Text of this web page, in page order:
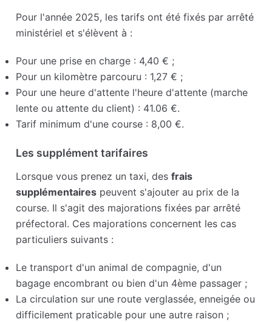
Pour l'année 2025, les tarifs ont été fixés par arrêté
ministériel et s'élèvent à :
Pour une prise en charge : 4,40 € ;
Pour un kilomètre parcouru : 1,27 € ;
Pour une heure d'attente l'heure d'attente (marche
lente ou attente du client) : 41.06 €.
Tarif minimum d'une course : 8,00 €.
Les supplément tarifaires
Lorsque vous prenez un taxi, desfrais
supplémentaires peuvent s'ajouter au prix de la
course. Il s'agit des majorations fixées par arrêté
préfectoral. Ces majorations concernent les cas
particuliers suivants :
Le transport d'un animal de compagnie, d'un
bagage encombrant ou bien d'un 4ème passager ;
La circulation sur une route verglassée, enneigée ou
difficilement praticable pour une autre raison ;